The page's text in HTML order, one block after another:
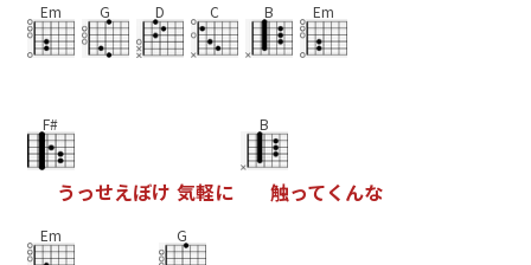
Em G D C B Em
F#
う っせえぼけ 気軽に
B
触ってく んな
Em G